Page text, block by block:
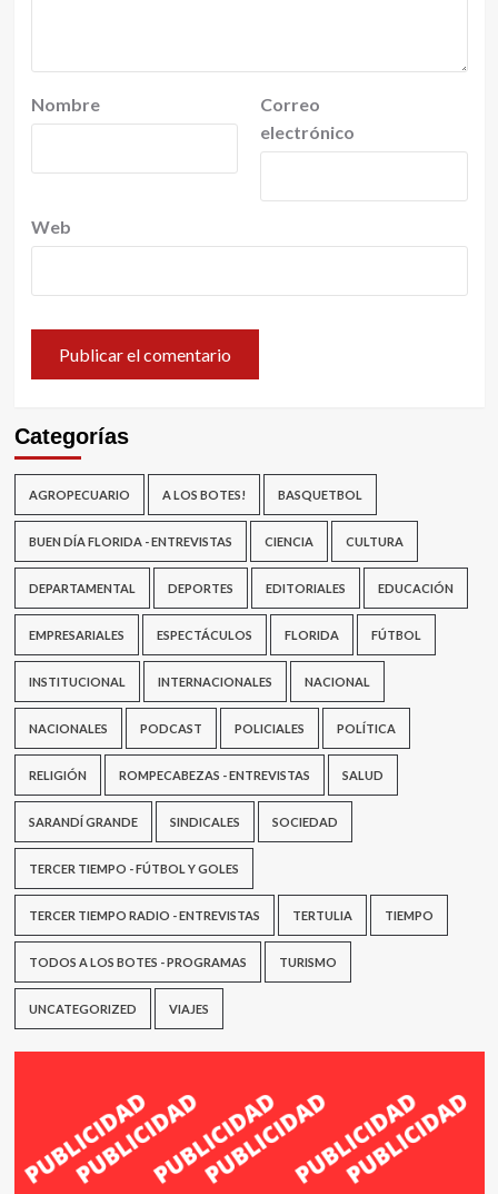
Nombre
Correo
electrónico
Web
Categorías
AGROPECUARIO A LOS BOTES! BASQUETBOL
BUEN DÍA FLORIDA - ENTREVISTAS CIENCIA CULTURA
DEPARTAMENTAL DEPORTES EDITORIALES EDUCACIÓN
EMPRESARIALES ESPECTÁCULOS FLORIDA FÚTBOL
INSTITUCIONAL INTERNACIONALES NACIONAL
NACIONALES PODCAST POLICIALES POLÍTICA
RELIGIÓN ROMPECABEZAS - ENTREVISTAS SALUD
SARANDÍ GRANDE SINDICALES SOCIEDAD
TERCER TIEMPO - FÚTBOL Y GOLES
TERCER TIEMPO RADIO - ENTREVISTAS TERTULIA TIEMPO
TODOS A LOS BOTES - PROGRAMAS TURISMO
UNCATEGORIZED VIAJES